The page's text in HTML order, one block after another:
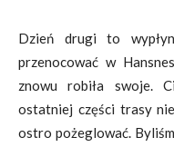
Dzień drugi to
przenocować w
znowu robiła swoje.
ostatniej części trasy
ostro pożeglować.